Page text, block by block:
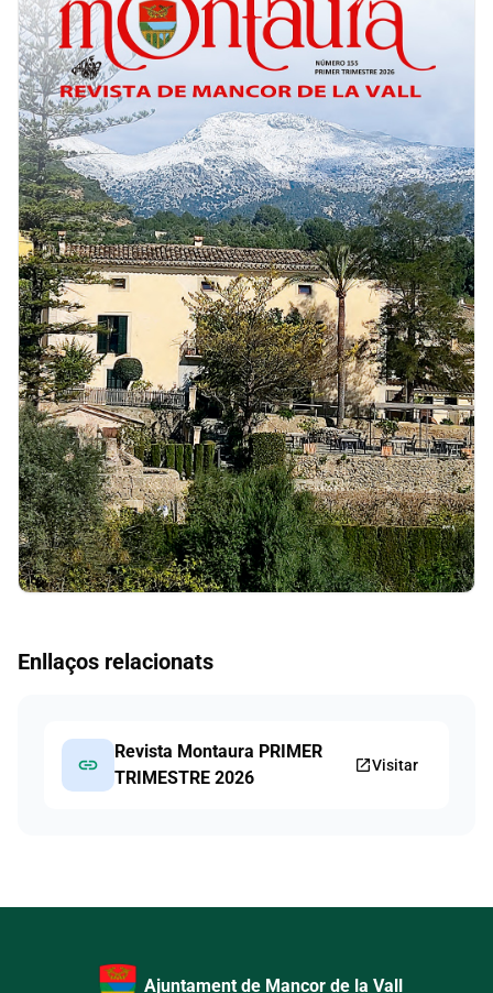
Enllaços relacionats
link
Revista Montaura PRIMER
TRIMESTRE 2026
open_in_newVisitar
Ajuntament de Mancor de la Vall